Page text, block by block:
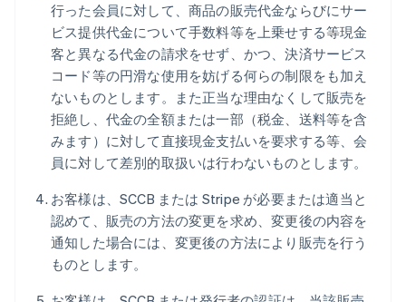
行った会員に対して、商品の販売代金ならびにサー
ビス提供代金について手数料等を上乗せする等現金
客と異なる代金の請求をせず、かつ、決済サービス
コード等の円滑な使用を妨げる何らの制限をも加え
ないものとします。また正当な理由なくして販売を
拒絶し、代金の全額または一部（税金、送料等を含
みます）に対して直接現金支払いを要求する等、会
員に対して差別的取扱いは行わないものとします。
お客様は、SCCB または Stripe が必要または適当と
認めて、販売の方法の変更を求め、変更後の内容を
通知した場合には、変更後の方法により販売を行う
ものとします。